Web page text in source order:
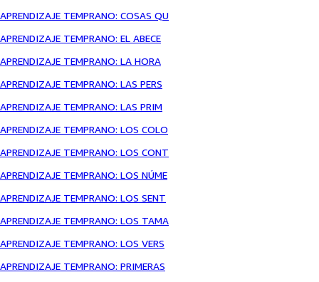
APRENDIZAJE TEMPRANO: COSAS QU
APRENDIZAJE TEMPRANO: EL ABECE
APRENDIZAJE TEMPRANO: LA HORA
APRENDIZAJE TEMPRANO: LAS PERS
APRENDIZAJE TEMPRANO: LAS PRIM
APRENDIZAJE TEMPRANO: LOS COLO
APRENDIZAJE TEMPRANO: LOS CONT
APRENDIZAJE TEMPRANO: LOS NÚME
APRENDIZAJE TEMPRANO: LOS SENT
APRENDIZAJE TEMPRANO: LOS TAMA
APRENDIZAJE TEMPRANO: LOS VERS
APRENDIZAJE TEMPRANO: PRIMERAS